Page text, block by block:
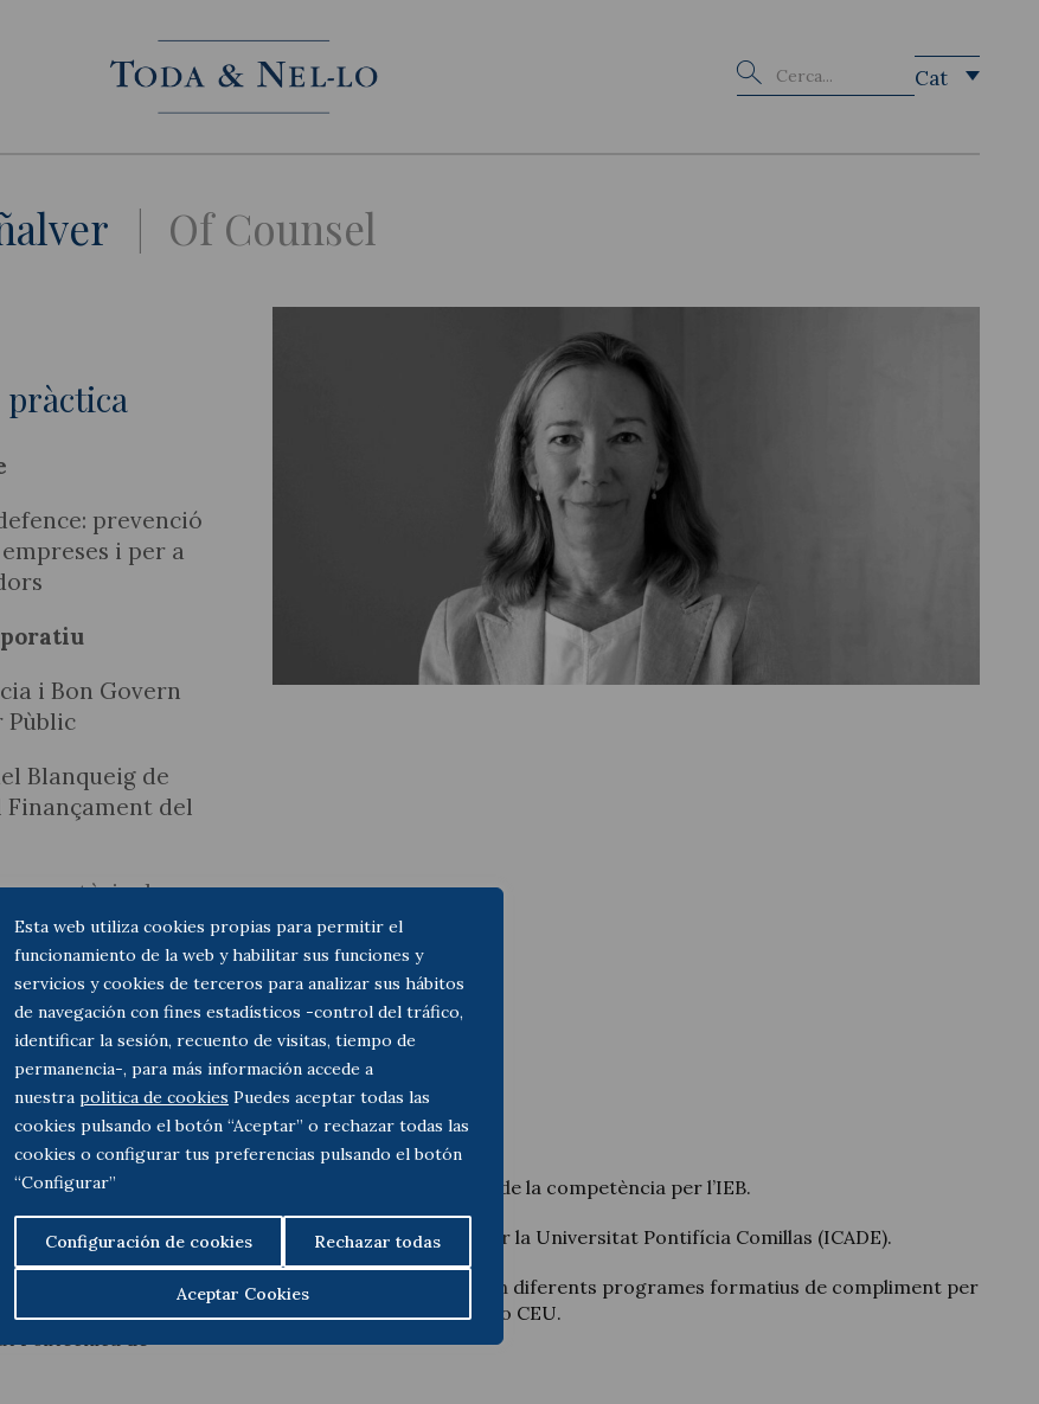
Esta web utiliza cookies propias para permitir el
funcionamiento de la web y habilitar sus funciones y
servicios y cookies de terceros para analizar sus hábitos
de navegación con fines estadísticos -control del tráfico,
identificar la sesión, recuento de visitas, tiempo de
permanencia-, para más información accede a
nuestra politica de cookies Puedes aceptar todas las
cookies pulsando el botón “Aceptar” o rechazar todas las
cookies o configurar tus preferencias pulsando el botón
“Configurar”
Configuración de cookies Rechazar todas
Aceptar Cookies
Actualitat jurídica
Buscar Cat
Of Counsel
pràctica
prevenció
i per a
i Bon Govern
Pùblic
Blanqueig de
Finançament del
en matèria de
& Nel-lo,
administratiu i
i responsable de
Politècnica de
Madrid.
Curs superior de dret de la competència per l’IEB.
Llicenciada en Dret per la Universitat Pontifícia Comillas (ICADE).
Ha estat professora en diferents programes formatius de compliment per
la Universitat San Pablo CEU.